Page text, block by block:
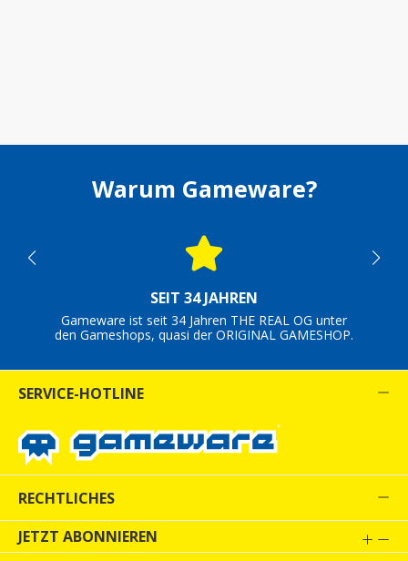
Warum Gameware?
SEIT 34 JAHREN
Gameware ist seit 34 Jahren THE REAL OG unter
den Gameshops, quasi der ORIGINAL GAMESHOP.
SERVICE-HOTLINE
RECHTLICHES
JETZT ABONNIEREN